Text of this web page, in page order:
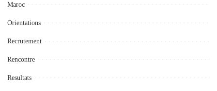
Maroc
Orientations
Recrutement
Rencontre
Resultats